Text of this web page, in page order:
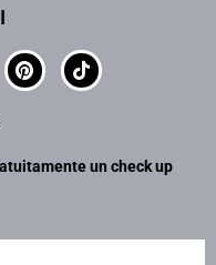
un check up